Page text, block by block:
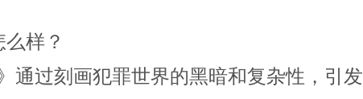
样？
通过刻画犯罪世界的黑暗和复杂性，引发